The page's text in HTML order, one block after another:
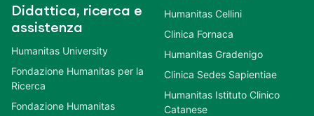
Didattica, ricerca e
assistenza
Humanitas University
Fondazione Humanitas per la
Ricerca
Fondazione Humanitas
Humanitas Cellini
Clinica Fornaca
Humanitas Gradenigo
Clinica Sedes Sapientiae
Humanitas Istituto Clinico
Catanese